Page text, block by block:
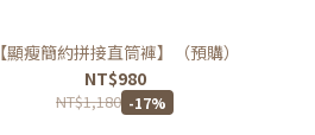
【顯瘦簡約拼接直筒褲】（預購）
NT$980
NT$1,180 -17%